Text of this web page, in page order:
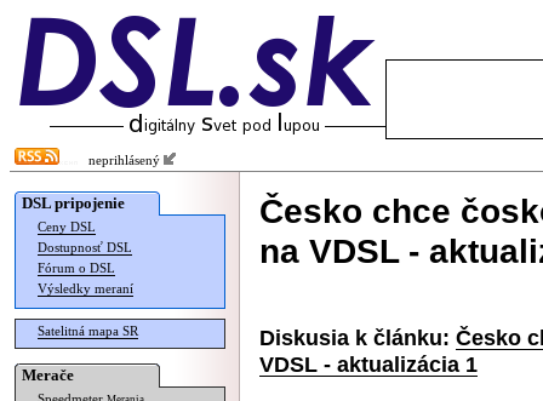
neprihlásený
DSL pripojenie
Ceny DSL
Dostupnosť DSL
Fórum o DSL
Výsledky meraní
Satelitná mapa SR
Merače
Česko chce
na VDSL -
Diskusia k článku: Česko
VDSL - aktualizácia 1